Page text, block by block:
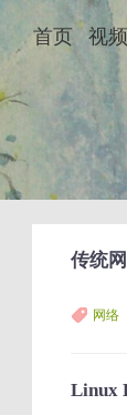
首页 视频
传统
网络
Linux